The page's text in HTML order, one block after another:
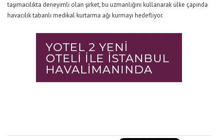
taşımacılıkta deneyimli olan şirket, bu uzmanlığını kullanarak ülke çapında
havacılık tabanlı medikal kurtarma ağı kurmayı hedefliyor.